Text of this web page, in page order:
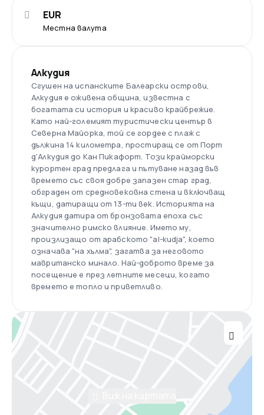
Местна валута
EUR
Алкудия
Сгушен на испанските Балеарски острови,
Алкудия е оживена община, известна с
богатата си история и красиво крайбрежие.
Като най-големият туристически център в
Северна Майорка, той се гордее с плаж с
дължина 14 километра, простиращ се от Порт
д'Алкудия до Кан Пикафорт. Този крайморски
курортен град предлага и пътуване назад във
времето със своя добре запазен стар град,
обграден от средновековна стена и включващ
къщи, датиращи от 13-ти век. Историята на
Алкудия датира от бронзовата епоха със
значително римско влияние. Името му,
произлизащо от арабското "al-kudja", което
означава "на хълма", загатва за неговото
мавританско минало. Най-доброто време за
посещение е през летните месеци, когато
времето е топло и приветливо.